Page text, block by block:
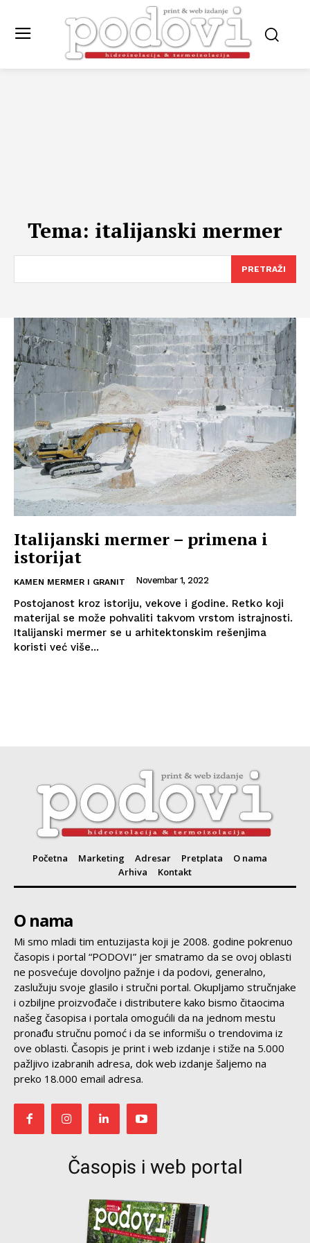
Tema: italijanski mermer
PRETRAŽI
Italijanski mermer – primena i
istorijat
KAMEN MERMER I GRANIT Novembar 1, 2022
Postojanost kroz istoriju, vekove i godine. Retko koji
materijal se može pohvaliti takvom vrstom istrajnosti.
Italijanski mermer se u arhitektonskim rešenjima
koristi već više...
Početna Marketing Adresar Pretplata
O nama
Arhiva
Kontakt
O nama
Mi smo mladi tim entuzijasta koji je 2008. godine pokrenuo
časopis i portal “PODOVI” jer smatramo da se ovoj oblasti
ne posvećuje dovoljno pažnje i da podovi, generalno,
zaslužuju svoje glasilo i stručni portal. Okupljamo stručnjake
i ozbiljne proizvođače i distributere kako bismo čitaocima
našeg časopisa i portala omogućili da na jednom mestu
pronađu stručnu pomoć i da se informišu o trendovima iz
ove oblasti. Časopis je print i web izdanje i stiže na 5.000
pažljivo izabranih adresa, dok web izdanje šaljemo na
preko 18.000 email adresa.
Časopis i web portal